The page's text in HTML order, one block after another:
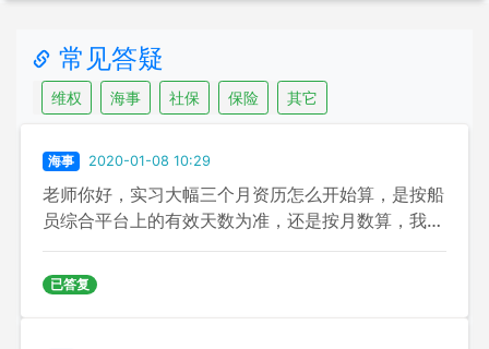
常见答疑
维权 海事 社保 保险 其它
海事 2020-01-08 10:29
老师你好，实习大幅三个月资历怎么开始算，是按船
员综合平台上的有效天数为准，还是按月数算，我是
2019.08.14任职的，到几月几号才算实习完三个月
资历，谢谢！
已答复